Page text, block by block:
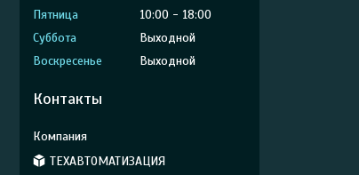
Пятница
10:00
18:00
Суббота
Выходной
Воскресенье
Выходной
Контакты
ТЕХАВТОМАТИЗАЦИЯ